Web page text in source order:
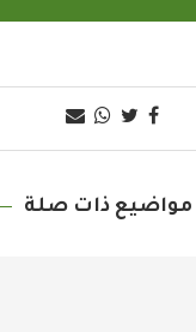
مواضيع ذات صلة